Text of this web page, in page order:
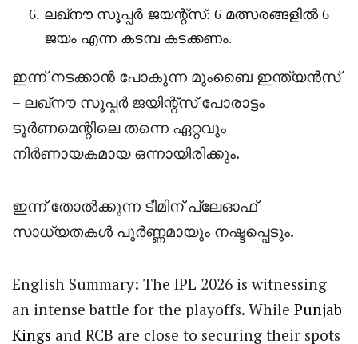
ലഖ്‌നൗ സൂപ്പർ ജയന്റ്‌സ്: 6 മത്സരങ്ങളിൽ 6
ജയം എന്ന കടമ്പ കടക്കണം.
ഇന്ന് നടക്കാൻ പോകുന്ന മുംബൈ ഇന്ത്യൻസ്
– ലഖ്‌നൗ സൂപ്പർ ജയിന്റ്‌സ് പോരാട്ടം
ടൂർണമെന്റിലെ തന്നെ ഏറ്റവും
നിർണായകമായ ഒന്നായിരിക്കും.
ഇന്ന് തോൽക്കുന്ന ടീമിന് പ്ലേഓഫ്
സാധ്യതകൾ പൂർണ്ണമായും നഷ്ടപ്പെടും.
English Summary: The IPL 2026 is witnessing
an intense battle for the playoffs. While Punjab
Kings and RCB are close to securing their spots